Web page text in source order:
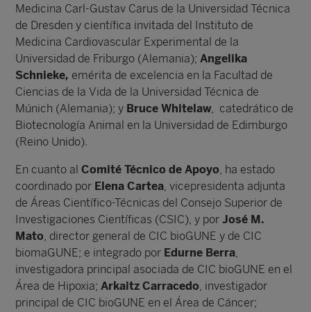
Medicina Carl-Gustav Carus de la Universidad Técnica
de Dresden y científica invitada del Instituto de
Medicina Cardiovascular Experimental de la
Universidad de Friburgo (Alemania); Angelika
Schnieke, emérita de excelencia en la Facultad de
Ciencias de la Vida de la Universidad Técnica de
Múnich (Alemania); y Bruce Whitelaw, catedrático de
Biotecnología Animal en la Universidad de Edimburgo
(Reino Unido).
En cuanto alComité Técnico de Apoyo , ha estado
coordinado por Elena Cartea , vicepresidenta adjunta
de Áreas Científico-Técnicas del Consejo Superior de
Investigaciones Científicas (CSIC), y porJosé M.
Mato , director general de CIC bioGUNE y de CIC
biomaGUNE; e integrado por Edurne Berra
investigadora principal asociada de CIC bioGUNE en el
Área de Hipoxia; Arkaitz Carracedo , investigador
principal de CIC bioGUNE en el Área de Cáncer;